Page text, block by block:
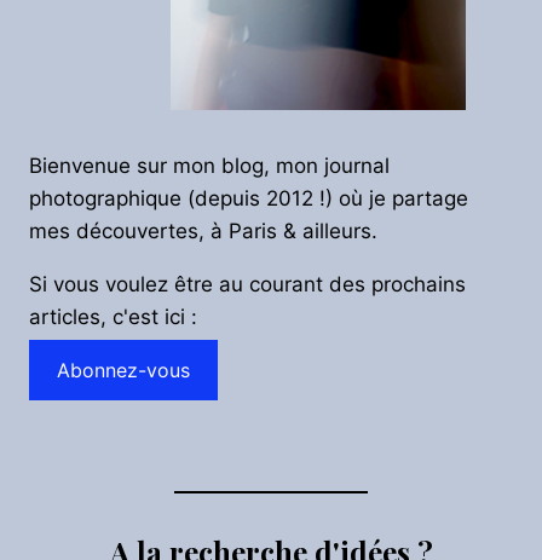
Bienvenue sur mon blog, mon journal
photographique (depuis 2012 !) où je partage
mes découvertes, à Paris & ailleurs.
Si vous voulez être au courant des prochains
articles, c'est ici :
Abonnez-vous
A la recherche d'idées ?